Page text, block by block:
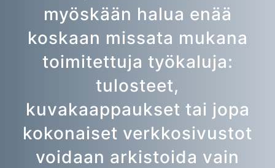
myöskään halua enää
koskaan missata mukana
toimitettuja työkaluja:
tulosteet,
kuvakaappaukset tai jopa
kokonaiset verkkosivustot
voidaan arkistoida vain